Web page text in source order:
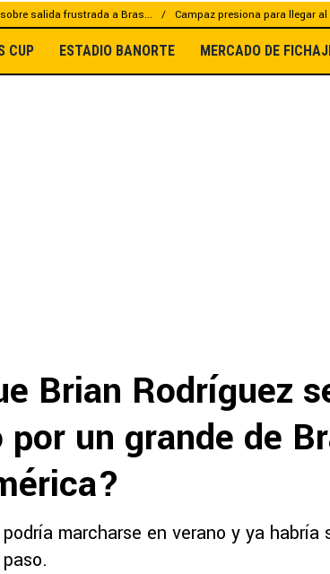
salida frustrada a Bras... Campaz presiona para llegar al
CUP ESTADIO BANORTE MERCADO DE
Brian Rodríguez
un grande de
marcharse en verano y ya habría